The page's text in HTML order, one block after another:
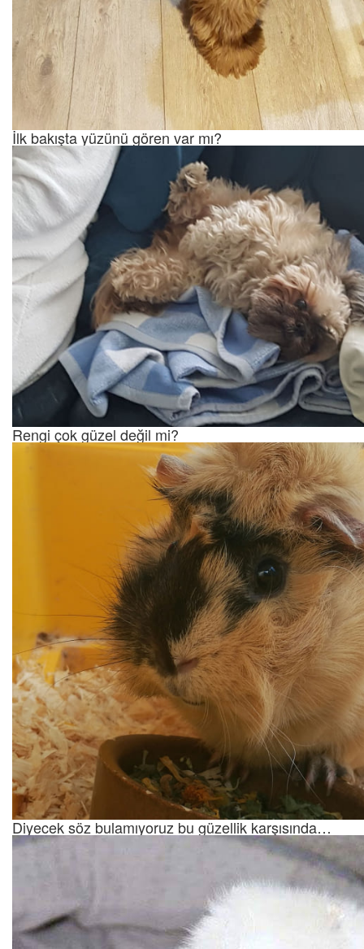
İlk bakışta yüzünü gören var mı?
Rengi çok güzel değil mi?
Diyecek söz bulamıyoruz bu güzellik karşısında…